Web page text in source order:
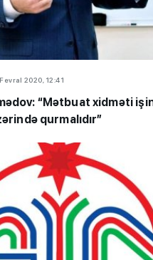
2020, 12:41
“Mətbuat xidməti
qurmalıdır”